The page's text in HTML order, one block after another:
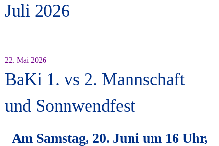
Juli 2026
22. Mai 2026
BaKi 1. vs 2. Mannschaft
und Sonnwendfest
Am Samstag, 20. Juni um 16 Uhr,